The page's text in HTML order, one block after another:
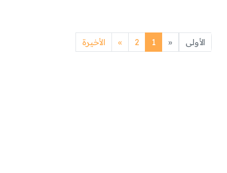
الأولى «
Previous
1
2
»
Nextالأخيرة